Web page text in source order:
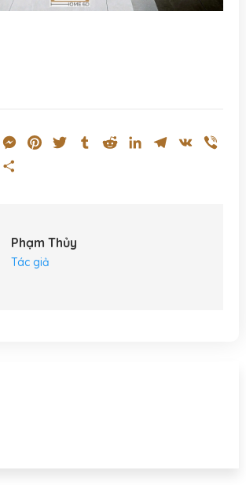
FacebookMessenger
PinterestTwitterTumblrRedditLinkedInTelegram
VK
Copy
Phạm Thủy
Tác giả